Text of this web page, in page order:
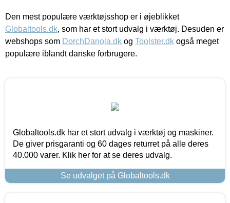
Den mest populære værktøjsshop er i øjeblikket
Globaltools.dk, som har et stort udvalg i værktøj. Desuden er
webshops som DorchDanola.dk og Toolster.dk også meget
populære iblandt danske forbrugere.
Globaltools.dk har et stort udvalg i værktøj og maskiner.
De giver prisgaranti og 60 dages returret på alle deres
40.000 varer. Klik her for at se deres udvalg.
Se udvalget på Globaltools.dk